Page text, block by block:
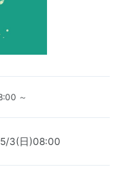
～
3(日)08:00